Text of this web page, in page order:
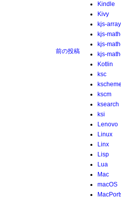
前の投稿
Kindle
Kivy
kjs-array
kjs-
kjs-
kjs-
Kotlin
ksc
kscheme
kscm
ksearch
ksi
Lenovo
Linux
Linx
Lisp
Lua
Mac
macOS